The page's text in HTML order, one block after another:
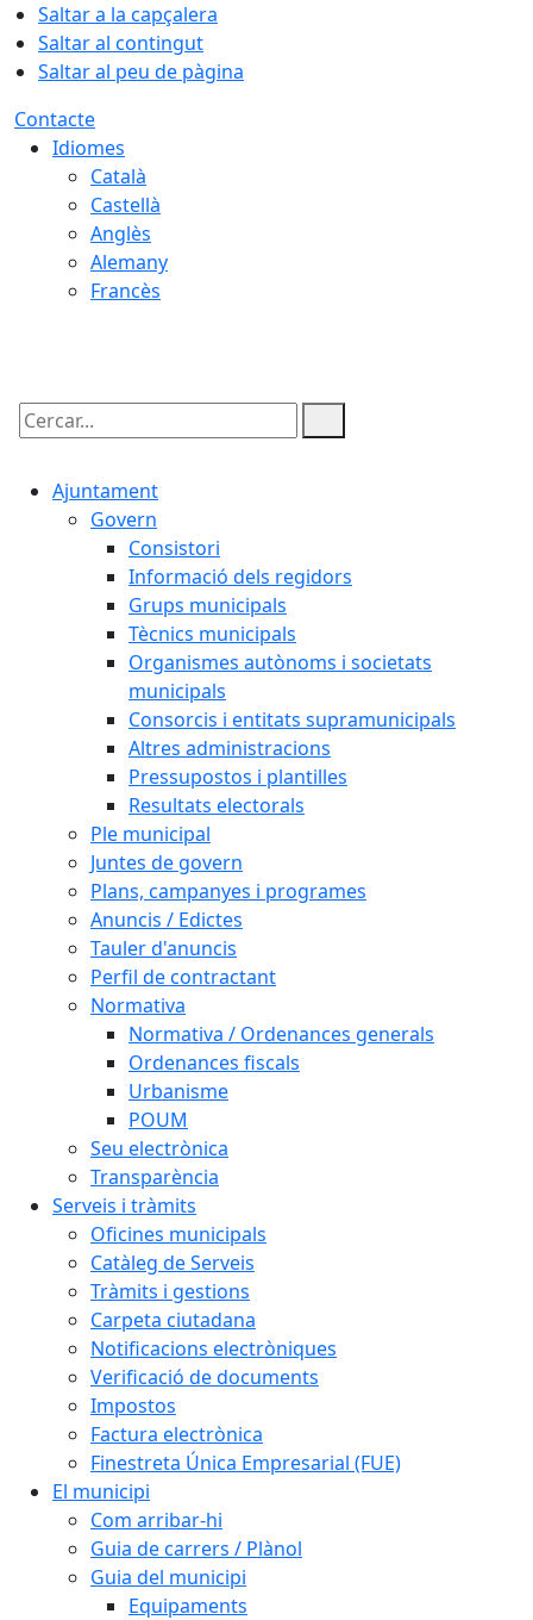
Saltar a la capçalera
Saltar al contingut
Saltar al peu de pàgina
Contacte
Idiomes
Català
Castellà
Anglès
Alemany
Francès
Cercar:
Ajuntament
Govern
Consistori
Informació dels regidors
Grups municipals
Tècnics municipals
Organismes autònoms i societats
municipals
Consorcis i entitats supramunicipals
Altres administracions
Pressupostos i plantilles
Resultats electorals
Ple municipal
Juntes de govern
Plans, campanyes i programes
Anuncis / Edictes
Tauler d'anuncis
Perfil de contractant
Normativa
Normativa / Ordenances generals
Ordenances fiscals
Urbanisme
POUM
Seu electrònica
Transparència
Serveis i tràmits
Oficines municipals
Catàleg de Serveis
Tràmits i gestions
Carpeta ciutadana
Notificacions electròniques
Verificació de documents
Impostos
Factura electrònica
Finestreta Única Empresarial (FUE)
El municipi
Com arribar-hi
Guia de carrers / Plànol
Guia del municipi
Equipaments